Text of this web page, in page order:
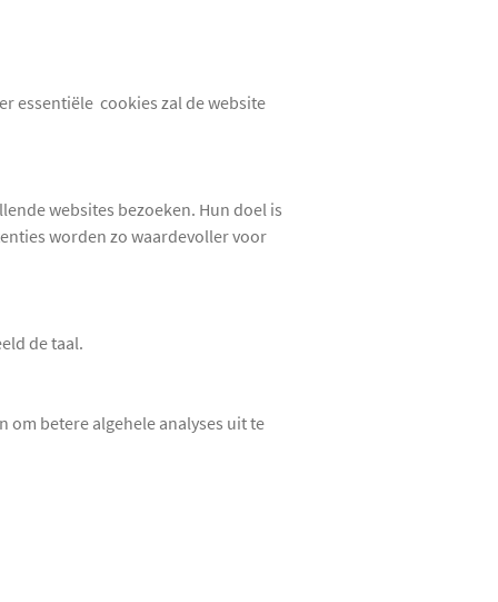
essentiële cookies zal de website
websites bezoeken. Hun doel is
worden zo waardevoller voor
de taal.
om betere algehele analyses uit te